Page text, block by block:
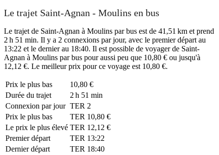
Le trajet Saint-Agnan - Moulins en bus
Le trajet de Saint-Agnan à Moulins par bus est de 41,51 km et prend
2 h 51 min. Il y a 2 connexions par jour, avec le premier départ au
13:22 et le dernier au 18:40. Il est possible de voyager de Saint-
Agnan à Moulins par bus pour aussi peu que 10,80 € ou jusqu'à
12,12 €. Le meilleur prix pour ce voyage est 10,80 €.
Prix ​​le plus bas
10,80 €
Durée du trajet
2 h 51 min
Connexion par jour TER 2
Prix ​​le plus bas
TER 10,80 €
Le prix le plus élevé TER 12,12 €
Premier départ
TER 13:22
Dernier départ
TER 18:40